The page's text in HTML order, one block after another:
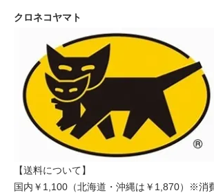
クロネコヤマト
【送料について】
国内￥1,100（北海道・沖縄は￥1,870）※